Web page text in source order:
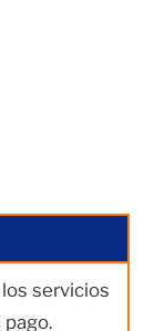
servicios